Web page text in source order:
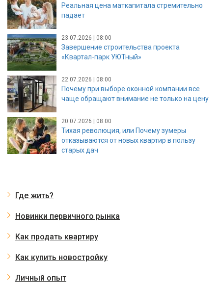
Реальная цена маткапитала стремительно
падает
23.07.2026 | 08:00
Завершение строительства проекта
«Квартал-парк УЮТный»
22.07.2026 | 08:00
Почему при выборе оконной компании все
чаще обращают внимание не только на цену
20.07.2026 | 08:00
Тихая революция, или Почему зумеры
отказываются от новых квартир в пользу
старых дач
Где жить?
Новинки первичного рынка
Как продать квартиру
Как купить новостройку
Личный опыт